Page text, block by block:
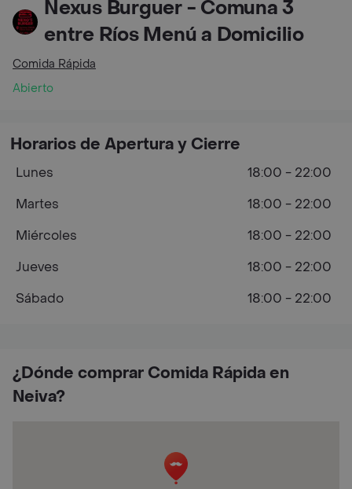
Nexus Burguer - Comuna 3
entre Ríos Menú a Domicilio
Comida Rápida
Abierto
¿Dónde comprar Comida Rápida en
Neiva?
Horarios de Apertura y Cierre
Lunes
18:00 - 22:00
Martes
18:00 - 22:00
Miércoles
18:00 - 22:00
Jueves
18:00 - 22:00
Sábado
18:00 - 22:00